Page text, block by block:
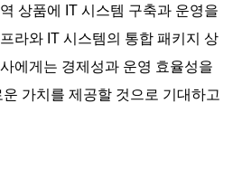
상품에 IT 시스템 구축과 운영을
라와 IT 시스템의 통합 패키지 상
에게는 경제성과 운영 효율성을
가치를 제공할 것으로 기대하고